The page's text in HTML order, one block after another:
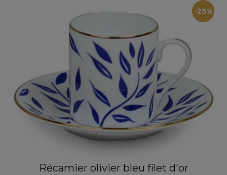
-25%
Récamier olivier bleu filet d'or